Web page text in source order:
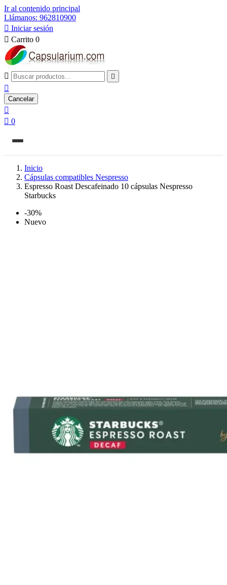
Ir al contenido principal
Llámanos: 962810900
 Iniciar sesión
 Carrito 0
 

Cancelar

 0
Inicio
Cápsulas compatibles Nespresso
Espresso Roast Descafeinado 10 cápsulas Nespresso
Starbucks
-30%
Nuevo